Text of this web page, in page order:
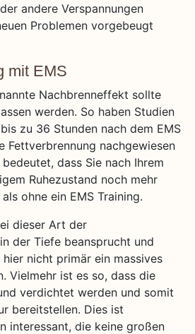
andere Verspannungen
Problemen vorgebeugt
mit EMS
Nachbrenneffekt sollte
werden. So haben Studien
zu 36 Stunden nach dem EMS
Fettverbrennung nachgewiesen
dass Sie nach Ihrem
Ruhezustand noch mehr
ohne ein EMS Training.
dieser Art der
der Tiefe beansprucht und
nicht primär ein massives
Vielmehr ist es so, dass die
verdichtet werden und somit
bereitstellen. Dies ist
interessant, die keine großen